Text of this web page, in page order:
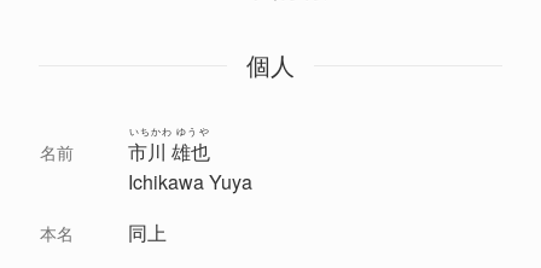
個人
名前 市川 雄也
いちかわ ゆうや
Ichikawa Yuya
本名 同上